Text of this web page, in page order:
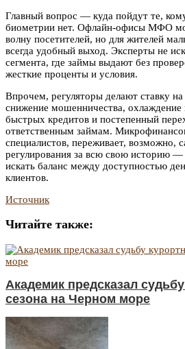
Главный вопрос — куда пойдут те,
биометрии нет. Офлайн-офисы МФО
волну посетителей, но для жителей
всегда удобный выход. Эксперты не
сегмента, где займы выдают без
жесткие проценты и условия.
Впрочем, регуляторы делают ставку
снижение мошенничества, охлаждение
быстрых кредитов и постепенный
ответственным займам.
специалистов, переживает, возможно,
регулирования за всю свою историю —
искать баланс между доступностью
клиентов.
Источник
Читайте также:
Академик предсказал
сезона на Черном море